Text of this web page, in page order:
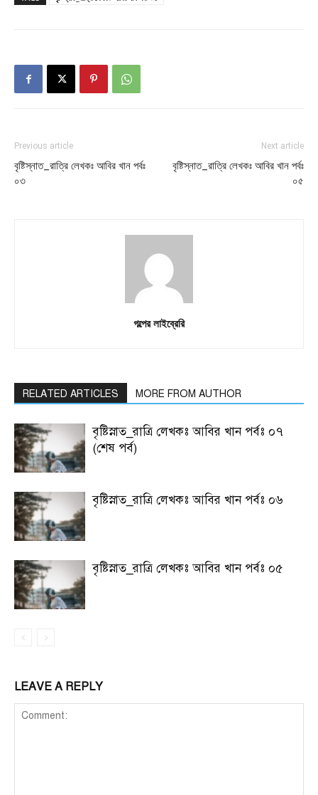
Previous article
বৃষ্টিস্নাত_রাত্রি লেখকঃ আবির খান পর্বঃ
০৩
Next article
বৃষ্টিস্নাত_রাত্রি লেখকঃ আবির খান পর্বঃ
০৫
গল্পের লাইব্রেরি
RELATED ARTICLES MORE FROM AUTHOR
বৃষ্টিস্নাত_রাত্রি লেখকঃ আবির খান পর্বঃ ০৭
(শেষ পর্ব)
বৃষ্টিস্নাত_রাত্রি লেখকঃ আবির খান পর্বঃ ০৬
বৃষ্টিস্নাত_রাত্রি লেখকঃ আবির খান পর্বঃ ০৫
LEAVE A REPLY